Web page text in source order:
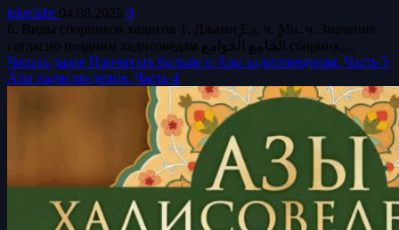
islamkbr 04.08.2025 0
6. Виды сборников хадисов 1. Джами Ед. ч. Мн. ч. Значение
согласно поздним хадисоведам الْجَامِع الْجَوَامِع сборник,...
Читать далее Прочитать больше о Азы хадисоведения. Часть 5
Азы хадисоведения. Часть 4